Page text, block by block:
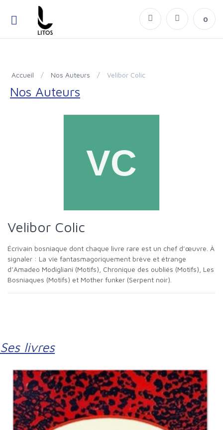
0
Accueil / Nos Auteurs / Velibor Colic
Nos Auteurs
Velibor Colic
Écrivain bosniaque dont chaque livre rare est un chef d’œuvre. À
signaler : La vie fantasmagoriquement brève et étrange
d’Amadeo Modigliani (Motifs), Chronique des oubliés (Motifs), Les
Bosniaques (Motifs) et Mother funker (Serpent noir).
Ses livres